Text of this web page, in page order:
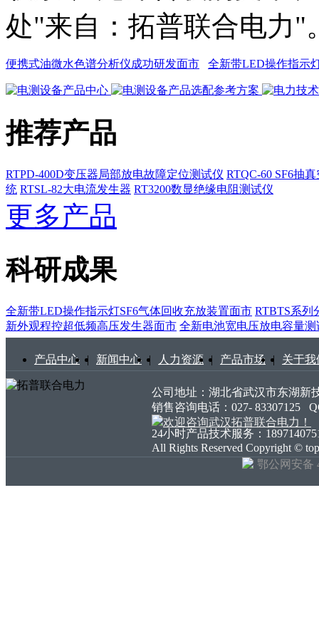
处"来自：拓普联合电力"
便携式油微水色谱分析仪成功研发面市 全新带LED操作指示
推荐产品
RTPD-400D变压器局部放电故障定位测试仪 RTQC-60 SF6抽
统 RTSL-82大电流发生器 RT3200数显绝缘电阻测试仪
更多产品
科研成果
全新带LED操作指示灯SF6气体回收充放装置面市 RTBTS系列
新外观程控超低频高压发生器面市 全新电池宽电压放电容量
产品中心 | 新闻中心 | 人力资源 | 产品市场 | 关于我
公司地址：湖北省武汉市东湖新
销售咨询电话：027- 83307125
24小时产品技术服务：
All Rights Reserved Copyright ©
鄂公网安备